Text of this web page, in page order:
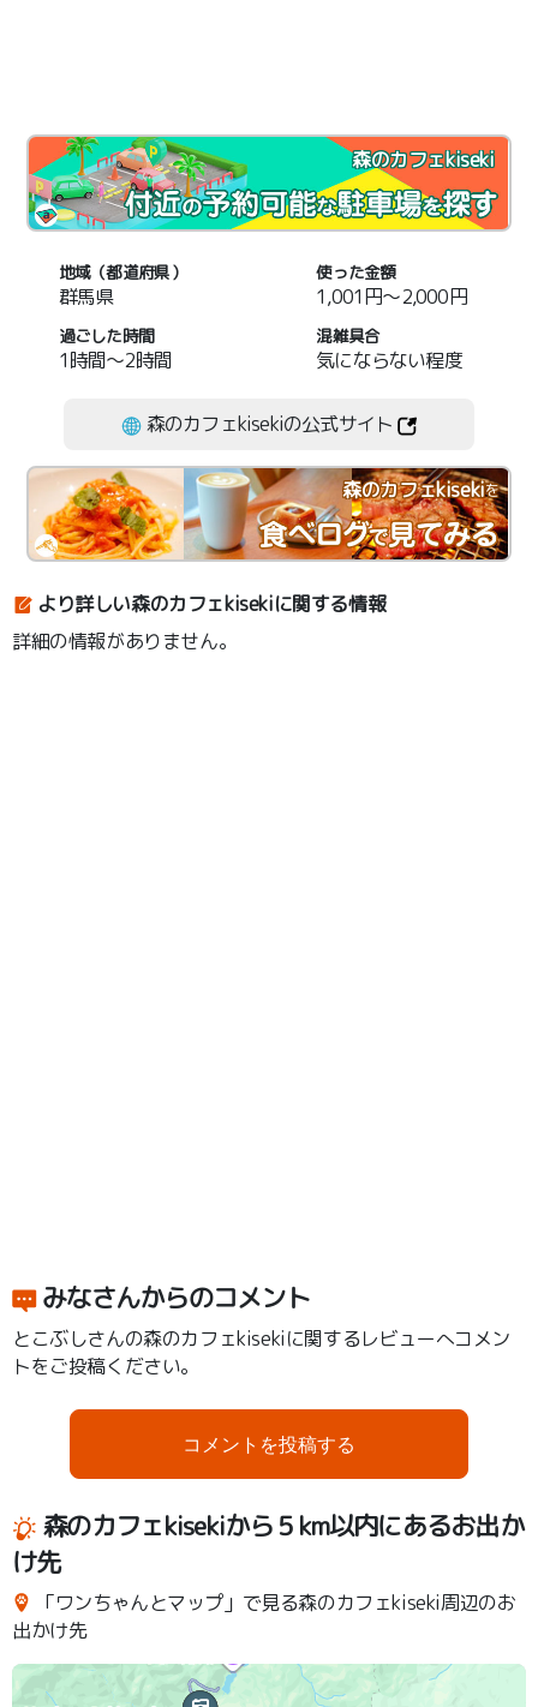
森のカフェkiseki
地域（都道府県）
群馬県
使った金額
1,001円～2,000円
過ごした時間
1時間～2時間
混雑具合
気にならない程度
森のカフェkisekiの公式サイト
森のカフェkisekiを
より詳しい森のカフェkisekiに関する情報
詳細の情報がありません。
みなさんからのコメント
とこぶしさんの森のカフェkisekiに関するレビューへコメン
トをご投稿ください。
コメントを投稿する
森のカフェkisekiから５km以内にあるお出か
け先
「ワンちゃんとマップ」で見る森のカフェkiseki周辺のお
出かけ先